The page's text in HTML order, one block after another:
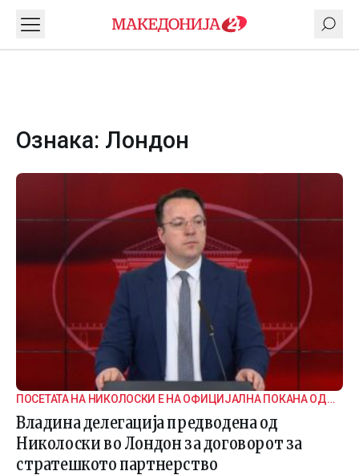
Ознака: Лондон
ПОСЕТАТА НА НИКОЛОСКИ Е НА ОФИЦИЈАЛНА ПОКАНА ОД
БРИТАНСКАТА ВЛАДА
Владина делегација предводена од
Николоски во Лондон за договорот за
стратешкото партнерство